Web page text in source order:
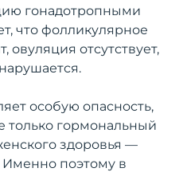
гонадотропными
что фолликулярное
овуляция отсутствует,
особую опасность,
только гормональный
здоровья —
Именно поэтому в